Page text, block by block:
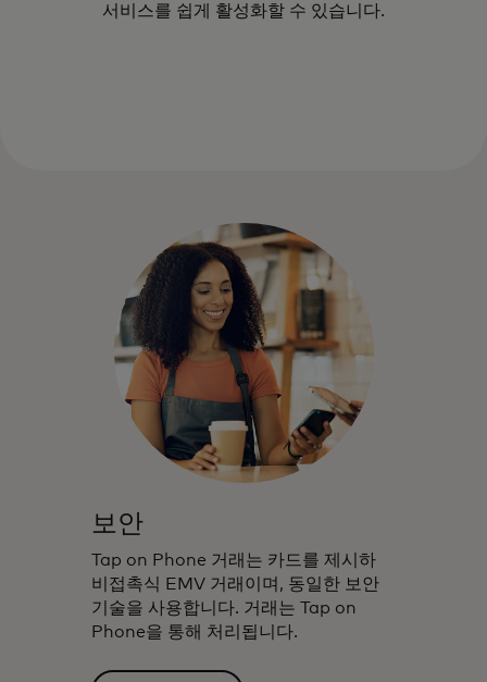
서비스를 쉽게 활성화할 수 있습니다.
보안
Tap on Phone 거래는 카드를 제시하
비접촉식 EMV 거래이며, 동일한 보안
기술을 사용합니다. 거래는 Tap on
Phone을 통해 처리됩니다.